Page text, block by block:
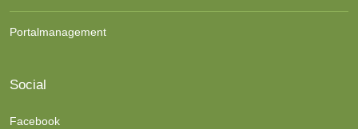
Portalmanagement
Social
Facebook